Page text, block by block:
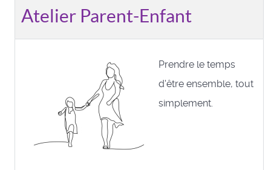
Atelier Parent-Enfant
Prendre le temps
d'être ensemble, tout
simplement.